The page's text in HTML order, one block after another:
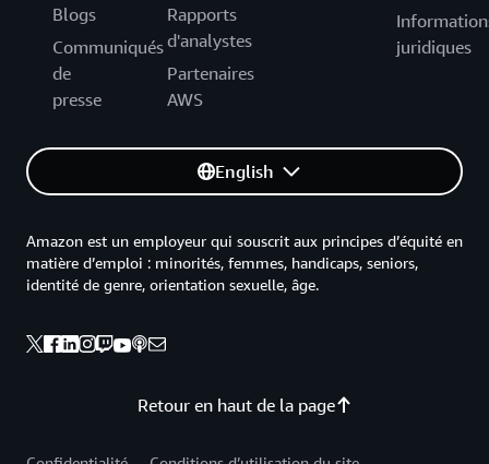
Blogs
Communiqués
de
presse
Rapports
d'analystes
Partenaires
AWS
juridiques
English
Retour en haut de la page
Amazon est un employeur qui souscrit aux principes d’équité en
matière d’emploi : minorités, femmes, handicaps, seniors,
identité de genre, orientation sexuelle, âge.